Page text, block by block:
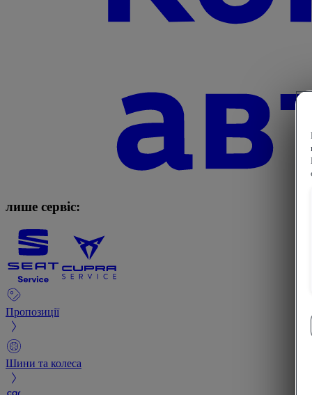
лише сервіс:
Пропозиції
Шини та колеса